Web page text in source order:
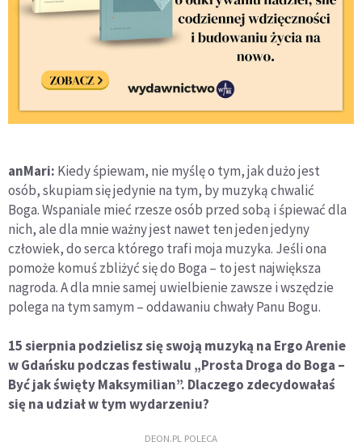
anMari: Kiedy śpiewam, nie myślę o tym, jak dużo jest
osób, skupiam się jedynie na tym, by muzyką chwalić
Boga. Wspaniale mieć rzesze osób przed sobą i śpiewać dla
nich, ale dla mnie ważny jest nawet ten jeden jedyny
człowiek, do serca którego trafi moja muzyka. Jeśli ona
pomoże komuś zbliżyć się do Boga – to jest największa
nagroda. A dla mnie samej uwielbienie zawsze i wszędzie
polega na tym samym – oddawaniu chwały Panu Bogu.
15 sierpnia podzielisz się swoją muzyką na Ergo Arenie
w Gdańsku podczas festiwalu „Prosta Droga do Boga –
Być jak święty Maksymilian”. Dlaczego zdecydowałaś
się na udział w tym wydarzeniu?
DEON.PL POLECA